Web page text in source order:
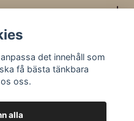
det innehåll som
få bästa tänkbara
oss.
alla